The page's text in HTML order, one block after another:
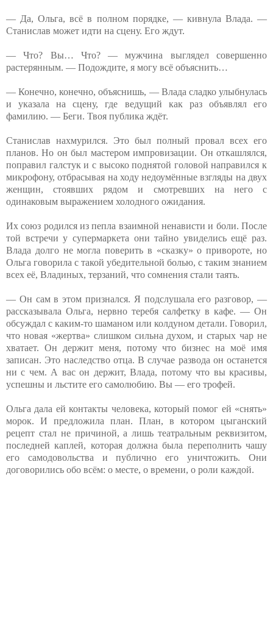
— Да, Ольга, всё в полном порядке, — кивнула Влада. —
Станислав может идти на сцену. Его ждут.
— Что? Вы… Что? — мужчина выглядел совершенно
растерянным. — Подождите, я могу всё объяснить…
— Конечно, конечно, объяснишь, — Влада сладко улыбнулась
и указала на сцену, где ведущий как раз объявлял его
фамилию. — Беги. Твоя публика ждёт.
Станислав нахмурился. Это был полный провал всех его
планов. Но он был мастером импровизации. Он откашлялся,
поправил галстук и с высоко поднятой головой направился к
микрофону, отбрасывая на ходу недоумённые взгляды на двух
женщин, стоявших рядом и смотревших на него с
одинаковым выражением холодного ожидания.
Их союз родился из пепла взаимной ненависти и боли. После
той встречи у супермаркета они тайно увиделись ещё раз.
Влада долго не могла поверить в «сказку» о привороте, но
Ольга говорила с такой убедительной болью, с таким знанием
всех её, Владиных, терзаний, что сомнения стали таять.
— Он сам в этом признался. Я подслушала его разговор, —
рассказывала Ольга, нервно теребя салфетку в кафе. — Он
обсуждал с каким-то шаманом или колдуном детали. Говорил,
что новая «жертва» слишком сильна духом, и старых чар не
хватает. Он держит меня, потому что бизнес на моё имя
записан. Это наследство отца. В случае развода он останется
ни с чем. А вас он держит, Влада, потому что вы красивы,
успешны и льстите его самолюбию. Вы — его трофей.
Ольга дала ей контакты человека, который помог ей «снять»
морок. И предложила план. План, в котором цыганский
рецепт стал не причиной, а лишь театральным реквизитом,
последней каплей, которая должна была переполнить чашу
его самодовольства и публично его уничтожить. Они
договорились обо всём: о месте, о времени, о роли каждой.